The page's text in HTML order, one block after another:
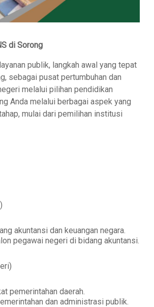
di Sorong
publik, langkah awal yang tepat
sebagai pusat pertumbuhan dan
melalui pilihan pendidikan
Anda melalui berbagai aspek yang
mulai dari pemilihan institusi
akuntansi dan keuangan negara.
pegawai negeri di bidang akuntansi.
pemerintahan daerah.
dan administrasi publik.